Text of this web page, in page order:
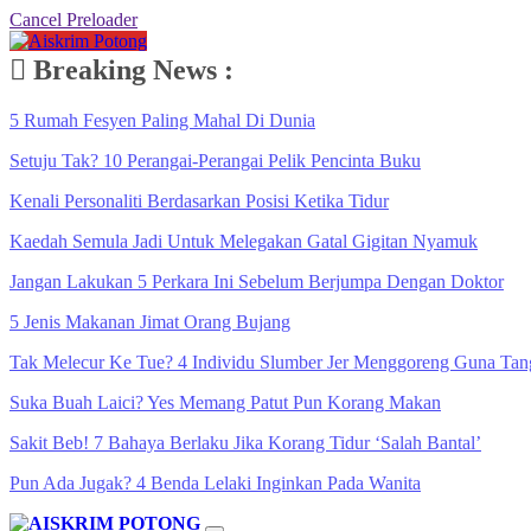
Cancel Preloader
Breaking News :
5 Rumah Fesyen Paling Mahal Di Dunia
Setuju Tak? 10 Perangai-Perangai Pelik Pencinta Buku
Kenali Personaliti Berdasarkan Posisi Ketika Tidur
Kaedah Semula Jadi Untuk Melegakan Gatal Gigitan Nyamuk
Jangan Lakukan 5 Perkara Ini Sebelum Berjumpa Dengan Doktor
5 Jenis Makanan Jimat Orang Bujang
Tak Melecur Ke Tue? 4 Individu Slumber Jer Menggoreng Guna
Suka Buah Laici? Yes Memang Patut Pun Korang Makan
Sakit Beb! 7 Bahaya Berlaku Jika Korang Tidur ‘Salah Bantal’
Pun Ada Jugak? 4 Benda Lelaki Inginkan Pada Wanita